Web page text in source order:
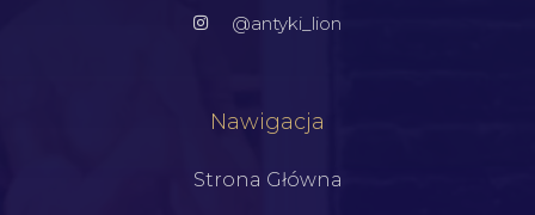
@antyki_lion
Nawigacja
Strona Główna